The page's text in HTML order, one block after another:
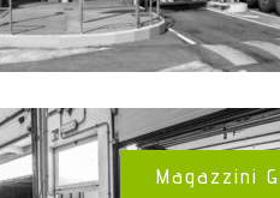
Magazzini